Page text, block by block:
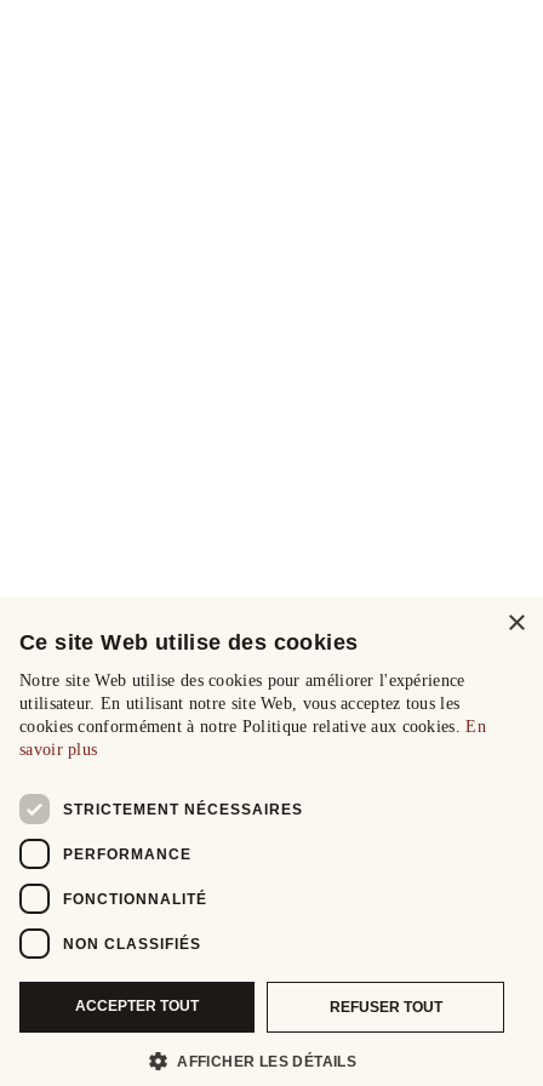
×
Ce site Web utilise des cookies
Notre site Web utilise des cookies pour améliorer l'expérience
utilisateur. En utilisant notre site Web, vous acceptez tous les
cookies conformément à notre Politique relative aux cookies.En
savoir plus
STRICTEMENT NÉCESSAIRES
PERFORMANCE
FONCTIONNALITÉ
NON CLASSIFIÉS
ACCEPTER TOUT REFUSER TOUT
AFFICHER LES DÉTAILS